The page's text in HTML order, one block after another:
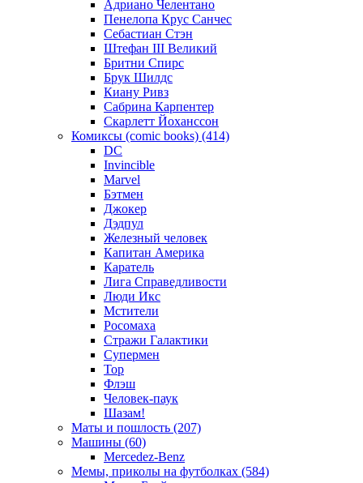
Адриано Челентано
Пенелопа Крус Санчес
Себастиан Стэн
Штефан III Великий
Бритни Спирс
Брук Шилдс
Киану Ривз
Сабрина Карпентер
Скарлетт Йоханссон
Комиксы (comic books) (414)
DC
Invincible
Marvel
Бэтмен
Джокер
Дэдпул
Железный человек
Капитан Америка
Каратель
Лига Справедливости
Люди Икс
Мстители
Росомаха
Стражи Галактики
Супермен
Тор
Флэш
Человек-паук
Шазам!
Маты и пошлость (207)
Машины (60)
Mercedez-Benz
Мемы, приколы на футболках (584)